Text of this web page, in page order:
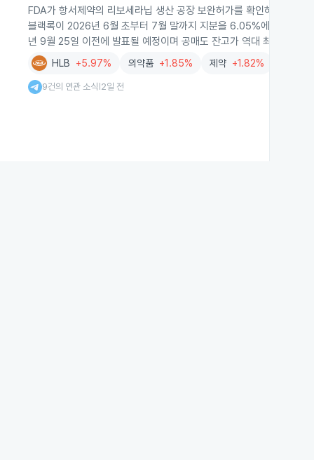
FDA가 항서제약의 리보세라닙 생산 공장 보완허가를 확인하면서
블랙록이 2026년 6월 초부터 7월 말까지 지분을 6.05%에서 7.15%
년 9월 25일 이전에 발표될 예정이며 공매도 잔고가 역대 최대 수준입
HLB +5.97% 의약품 +1.85% 제약 +1.82%
9건의 연관 소식 2일 전